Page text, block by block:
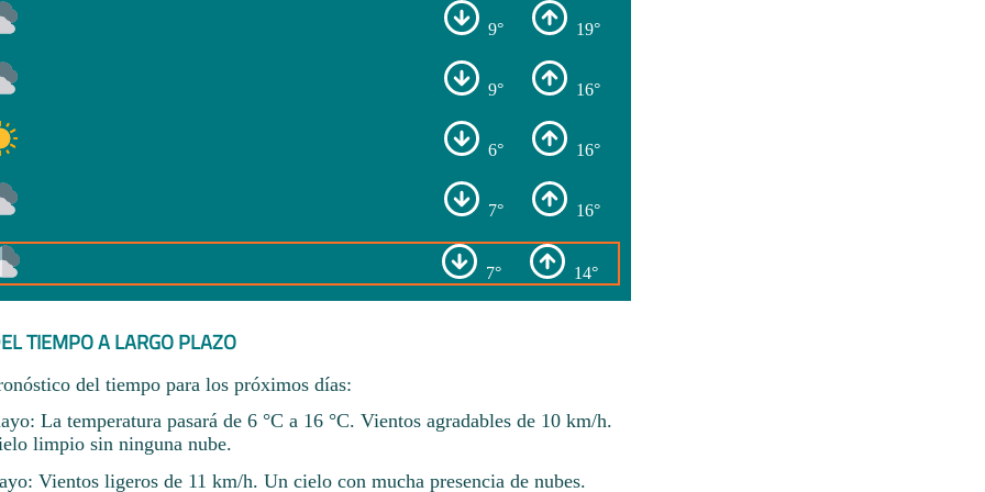
9° 19°
9° 16°
6° 16°
7° 16°
7° 14°
TIEMPO A LARGO PLAZO
del tiempo para los próximos días:
La temperatura pasará de 6 °C a 16 °C. Vientos agradables de 10 km/h.
limpio sin ninguna nube.
Vientos ligeros de 11 km/h. Un cielo con mucha presencia de nubes.